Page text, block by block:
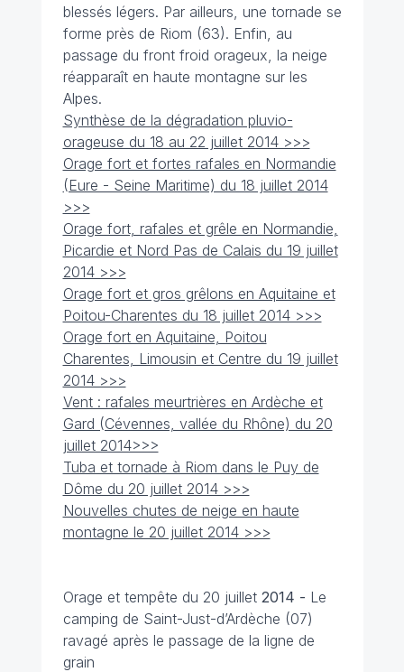
blessés légers. Par ailleurs, une tornade se
forme près de Riom (63). Enfin, au
passage du front froid orageux, la neige
réapparaît en haute montagne sur les
Alpes.
Synthèse de la dégradation pluvio-
orageuse du 18 au 22 juillet 2014 >>>
Orage fort et fortes rafales en Normandie
(Eure - Seine Maritime) du 18 juillet 2014
>>>
Orage fort, rafales et grêle en Normandie,
Picardie et Nord Pas de Calais du 19 juillet
2014 >>>
Orage fort et gros grêlons en Aquitaine et
Poitou-Charentes du 18 juillet 2014 >>>
Orage fort en Aquitaine, Poitou
Charentes, Limousin et Centre du 19 juillet
2014 >>>
Vent : rafales meurtrières en Ardèche et
Gard (Cévennes, vallée du Rhône) du 20
juillet 2014>>>
Tuba et tornade à Riom dans le Puy de
Dôme du 20 juillet 2014 >>>
Nouvelles chutes de neige en haute
montagne le 20 juillet 2014 >>>
Orage et tempête du 20 juillet 2014 - Le
camping de Saint-Just-d’Ardèche (07)
ravagé après le passage de la ligne de
grain